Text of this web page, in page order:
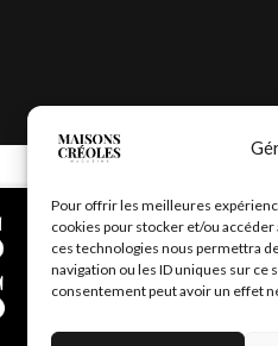
Pour offrir les meilleures
cookies pour stocker et/ou
ces technologies nous permettra
navigation ou les ID uniques sur ce
consentement peut avoir un effet